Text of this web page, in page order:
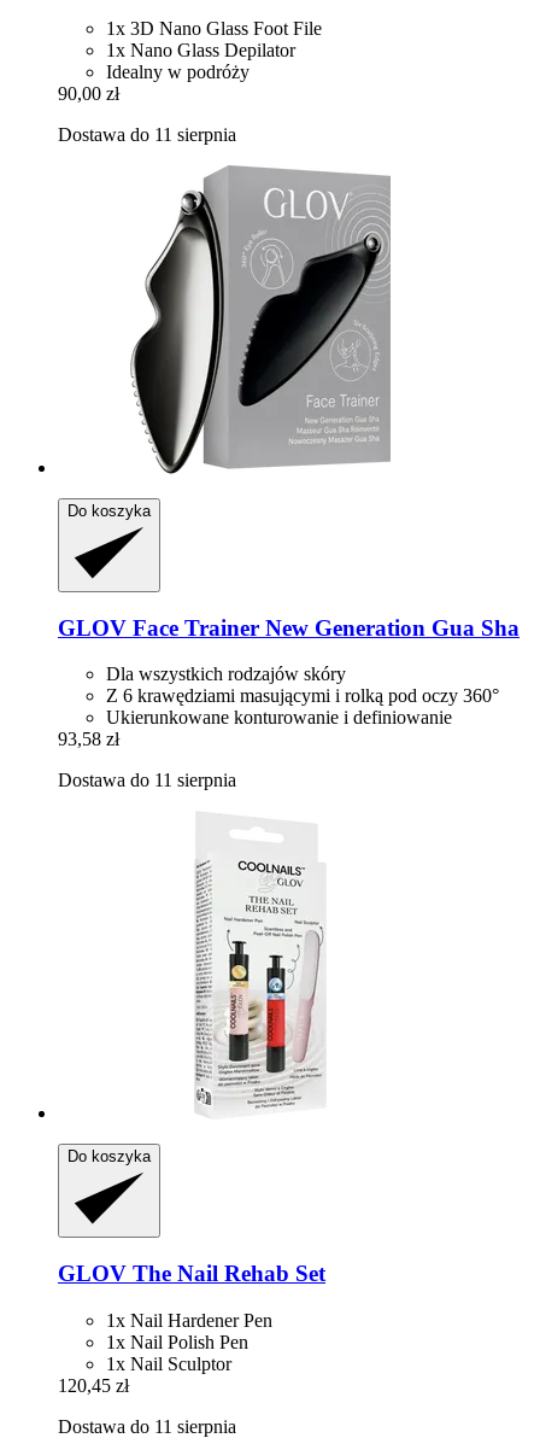
1x 3D Nano Glass Foot File
1x Nano Glass Depilator
Idealny w podróży
90,00 zł
Dostawa do 11 sierpnia
Do koszyka
GLOV Face Trainer New Generation Gua Sha
Dla wszystkich rodzajów skóry
Z 6 krawędziami masującymi i rolką pod oczy 360°
Ukierunkowane konturowanie i definiowanie
93,58 zł
Dostawa do 11 sierpnia
Do koszyka
GLOV The Nail Rehab Set
1x Nail Hardener Pen
1x Nail Polish Pen
1x Nail Sculptor
120,45 zł
Dostawa do 11 sierpnia